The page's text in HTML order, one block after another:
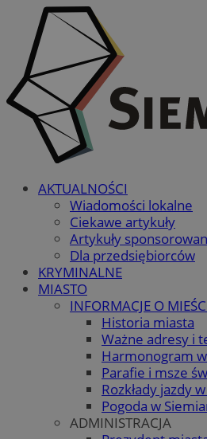
AKTUALNOŚCI
Wiadomości lokalne
Ciekawe artykuły
Artykuły
Dla przedsiębiorców
KRYMINALNE
MIASTO
INFORMACJE O
Historia miasta
Ważne adresy i
Harmonogram
Parafie i msze
Rozkłady jazdy
Pogoda w
ADMINISTRACJA